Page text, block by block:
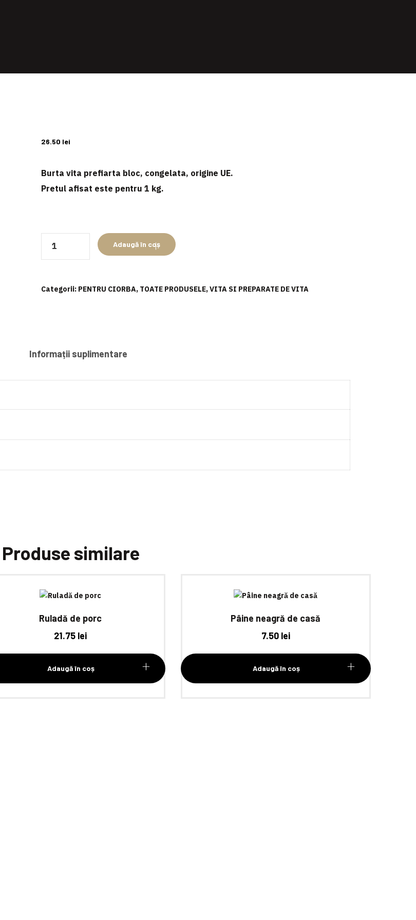
26.50 lei
Burta vita prefiarta bloc, congelata, origine UE.
Pretul afisat este pentru1 kg.
Burtă
Adaugă în coș
Categorii:PENTRU CIORBA,TOATE PRODUSELE,VITA SI PREPARATE DE VITA
Informații suplimentare
Produse similare
Ruladă de porc
21.75 lei
Adaugă în coș
Pâine neagră de casă
7.50 lei
Adaugă în coș